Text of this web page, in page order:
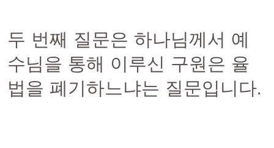
두 번째 질문은 하나님께서 예
수님을 통해 이루신 구원은 율
법을 폐기하느냐는 질문입니다.